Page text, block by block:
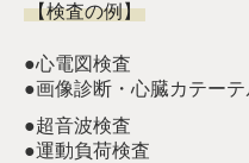
【検査の例】
●心電図検査
●画像診断・心臓カテーテ
●超音波検査
●運動負荷検査